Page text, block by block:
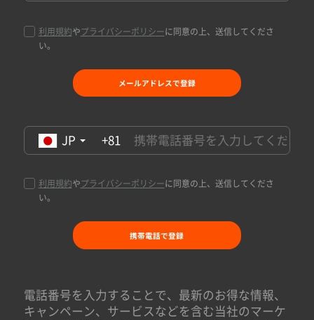
利用規約やプライバシーポリシーに同意の上、送信してくださ
い。
メールアドレスで登録
JP +81
利用規約 やプライバシーポリシーに同意の上、送信してくださ
い。
携帯電話で登録
電話番号を入力することで、最新のお得な情報、
キャンペーン、サービスなどを含む当社のマーケ